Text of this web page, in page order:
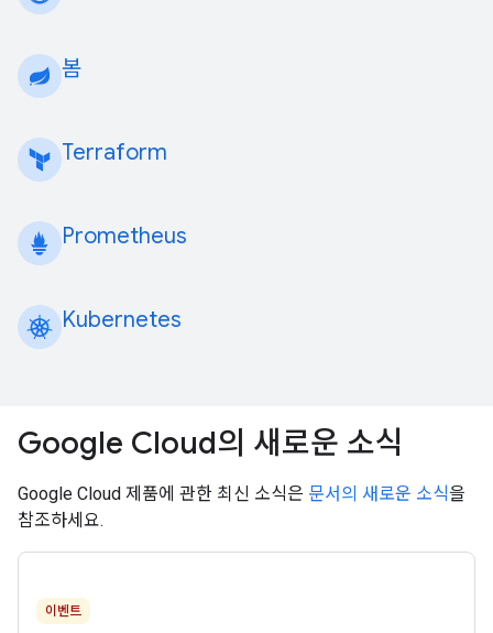
봄
Terraform
Prometheus
Kubernetes
Google Cloud의 새로운 소식
Google Cloud 제품에 관한 최신 소식은 문서의 새로운 소식을
참조하세요.
이벤트